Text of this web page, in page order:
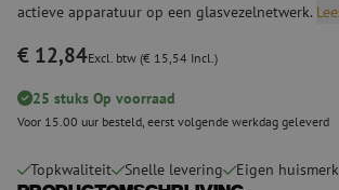
actieve apparatuur op een glasvezelnetwerk.
€ 12,84Excl. btw (€ 15,54 Incl.)
25 stuks Op voorraad
Voor 15.00 uur besteld, eerst volgende werkdag geleverd
Topkwaliteit Snelle levering Eigen huismerk